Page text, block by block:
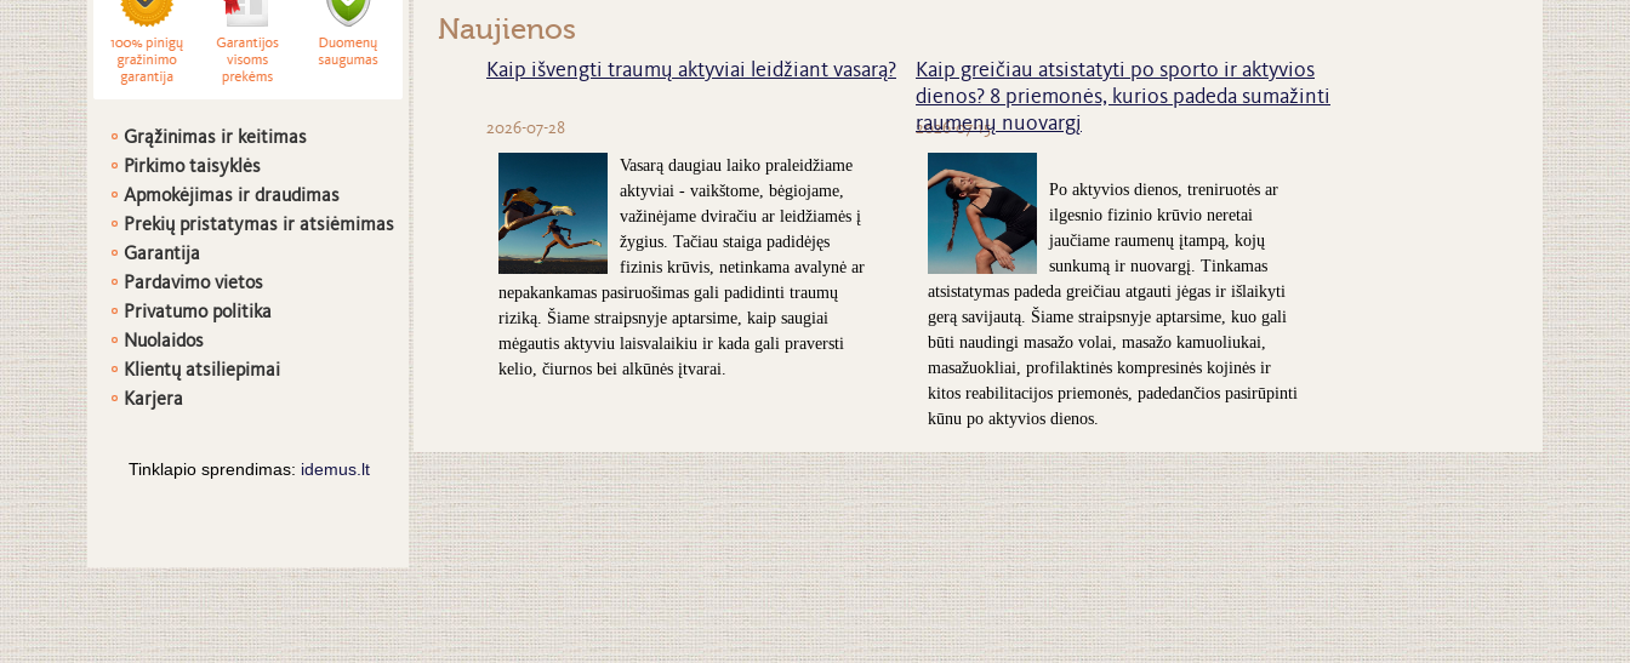
Grąžinimas ir keitimas
Pirkimo taisyklės
Apmokėjimas ir draudimas
Prekių pristatymas ir atsiėmimas
Garantija
Pardavimo vietos
Privatumo politika
Nuolaidos
Klientų atsiliepimai
Karjera
Tinklapio sprendimas: idemus.lt
Naujienos
Kaip išvengti traumų aktyviai leidžiant vasarą?
2026-07-28
Vasarą daugiau laiko praleidžiame
aktyviai - vaikštome, bėgiojame,
važinėjame dviračiu ar leidžiamės į
žygius. Tačiau staiga padidėjęs
fizinis krūvis, netinkama avalynė ar
nepakankamas pasiruošimas gali padidinti traumų
riziką. Šiame straipsnyje aptarsime, kaip saugiai
mėgautis aktyviu laisvalaikiu ir kada gali praversti
kelio, čiurnos bei alkūnės įtvarai.
Kaip greičiau atsistatyti po sporto ir aktyvios
dienos? 8 priemonės, kurios padeda sumažinti
raumenų nuovargį
2026-07-15
Po aktyvios dienos, treniruotės ar
ilgesnio fizinio krūvio neretai
jaučiame raumenų įtampą, kojų
sunkumą ir nuovargį. Tinkamas
atsistatymas padeda greičiau atgauti jėgas ir išlaikyti
gerą savijautą. Šiame straipsnyje aptarsime, kuo gali
būti naudingi masažo volai, masažo kamuoliukai,
masažuokliai, profilaktinės kompresinės kojinės ir
kitos reabilitacijos priemonės, padedančios pasirūpinti
kūnu po aktyvios dienos.